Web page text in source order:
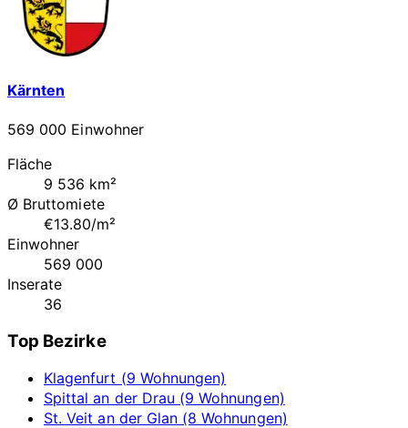
Kärnten
569 000 Einwohner
Fläche
9 536 km²
Ø Bruttomiete
€13.80/m²
Einwohner
569 000
Inserate
36
Top Bezirke
Klagenfurt (9 Wohnungen)
Spittal an der Drau (9 Wohnungen)
St. Veit an der Glan (8 Wohnungen)